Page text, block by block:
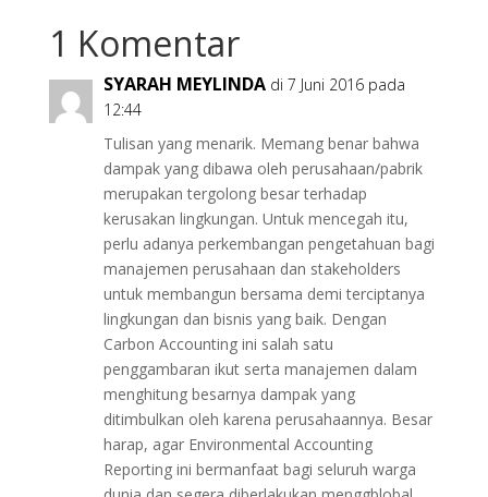
1 Komentar
SYARAH MEYLINDA di 7 Juni 2016 pada
12:44
Tulisan yang menarik. Memang benar bahwa
dampak yang dibawa oleh perusahaan/pabrik
merupakan tergolong besar terhadap
kerusakan lingkungan. Untuk mencegah itu,
perlu adanya perkembangan pengetahuan bagi
manajemen perusahaan dan stakeholders
untuk membangun bersama demi terciptanya
lingkungan dan bisnis yang baik. Dengan
Carbon Accounting ini salah satu
penggambaran ikut serta manajemen dalam
menghitung besarnya dampak yang
ditimbulkan oleh karena perusahaannya. Besar
harap, agar Environmental Accounting
Reporting ini bermanfaat bagi seluruh warga